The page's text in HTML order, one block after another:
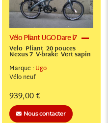
Vélo Pliant UGO Dare i7
Velo Pliant 20 pouces
Nexus 7 V-brake Vert sapin
Marque :Ugo
Véloneuf
939,00 €
Nous contacter